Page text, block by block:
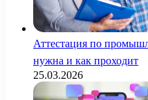
Аттестация по
нужна и как проходит
25.03.2026